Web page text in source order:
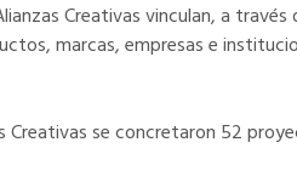
Creativas vinculan, a
marcas, empresas e
Creativas se concretaron 52